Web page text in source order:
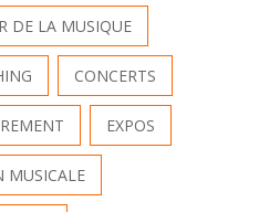
DE LA MUSIQUE
CONCERTS
EXPOS
MUSICALE